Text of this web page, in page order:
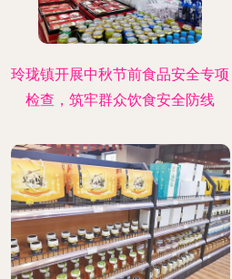
玲珑镇开展中秋节前食品安全专项
检查，筑牢群众饮食安全防线